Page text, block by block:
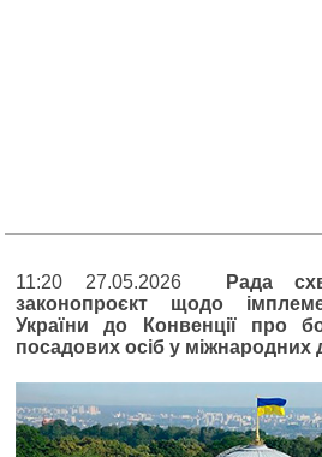
11:20 27.05.2026
Рада
законопроєкт щодо
України до Конвенції про
посадових осіб у міжнародних